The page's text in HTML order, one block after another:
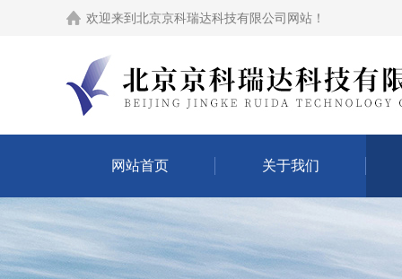
欢迎来到 北京京科瑞达科技有限公司网站 ！
网站首页 关于我们